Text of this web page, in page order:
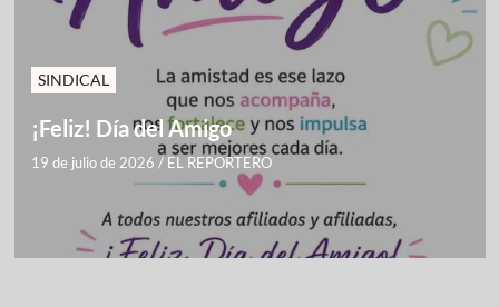
SINDICAL
¡Feliz! Día del Amigo
19 de julio de 2026 / EL REPORTERO